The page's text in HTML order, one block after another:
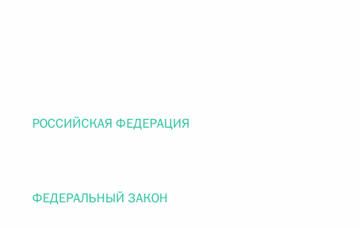
РОССИЙСКАЯ ФЕДЕРАЦИЯ
ФЕДЕРАЛЬНЫЙ ЗАКОН